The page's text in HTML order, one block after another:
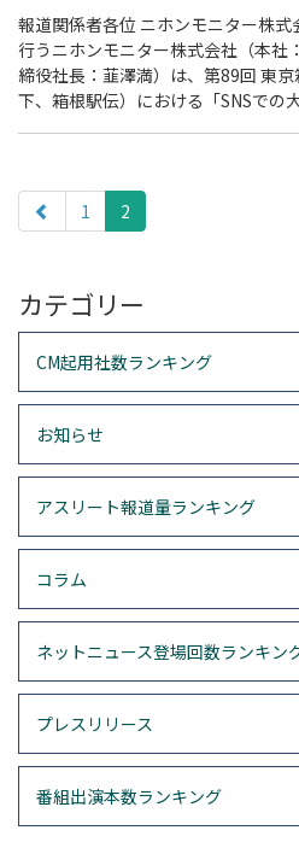
報道関係者各位 ニホンモニター株
行うニホンモニター株式会社（本社
締役社長：韮澤満）は、第89回 東
下、箱根駅伝）における「SNSでの
paging-
navigation
1 2
カテゴリー
CM起用社数ランキング
お知らせ
アスリート報道量ランキング
コラム
ネットニュース登場回数ランキン
プレスリリース
番組出演本数ランキング